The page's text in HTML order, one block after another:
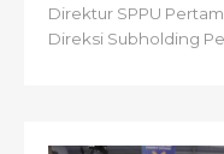
Direktur SPPU
Direksi Subholding